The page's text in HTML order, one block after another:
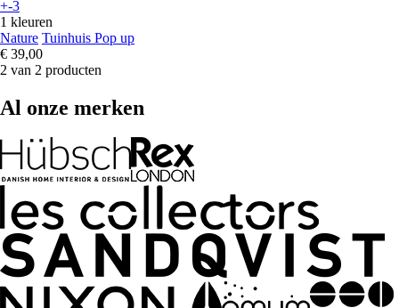
+-3
1 kleuren
Nature Tuinhuis Pop up
€ 39,00
2 van 2 producten
Al onze merken